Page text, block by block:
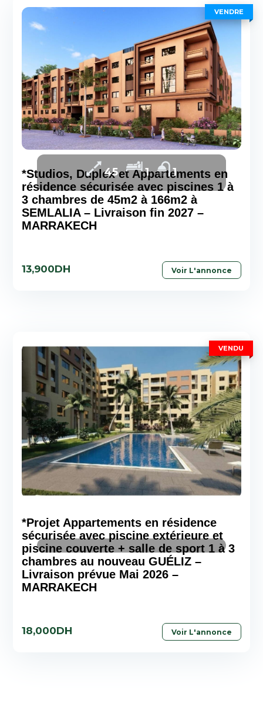
VENDRE
*Studios, Duplex et Appartements en
résidence sécurisée avec piscines 1 à
3 chambres de 45m2 à 166m2 à
SEMLALIA – Livraison fin 2027 –
MARRAKECH
13,900DH Voir L'annonce
45 1 1
VENDU
*Projet Appartements en résidence
sécurisée avec piscine extérieure et
piscine couverte + salle de sport 1 à 3
chambres au nouveau GUÉLIZ –
Livraison prévue Mai 2026 –
MARRAKECH
18,000DH Voir L'annonce